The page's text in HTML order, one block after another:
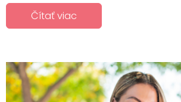
Čítať viac